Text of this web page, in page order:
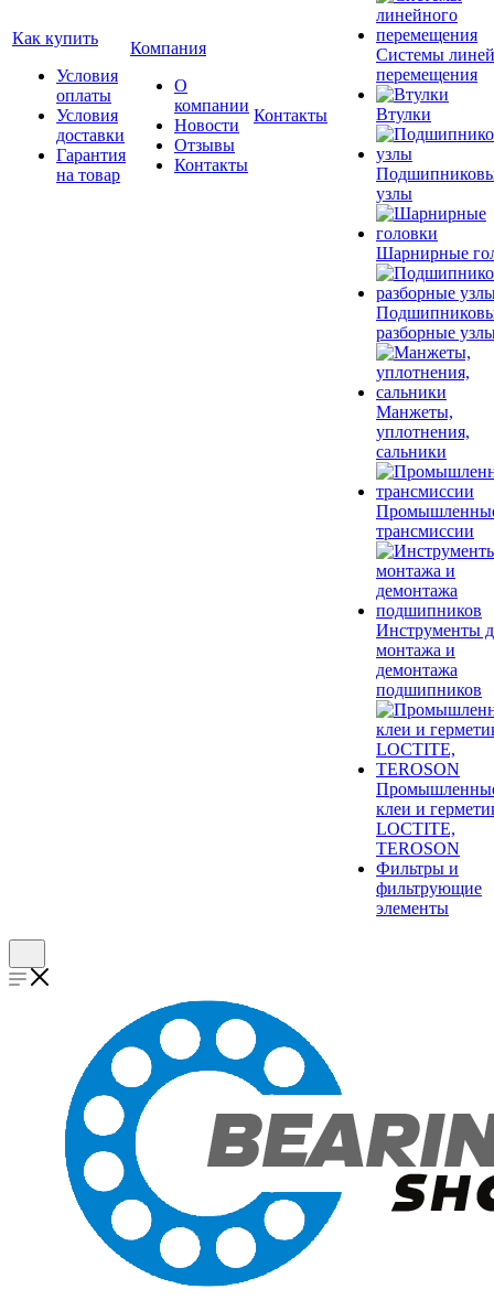
Как купить
Условия
оплаты
Условия
доставки
Гарантия
на товар
Компания
О
компании
Новости
Отзывы
Контакты
Контакты
Системы
перемещения
Втулки
узлы
Шарнирные
разборные
Манжеты,
уплотнения,
сальники
трансмиссии
Инструменты
монтажа и
демонтажа
подшипников
клеи и
LOCTITE,
TEROSON
Фильтры и
фильтрующие
элементы